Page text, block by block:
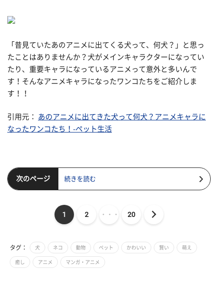
「昔見ていたあのアニメに出てくる犬って、何犬？」と思っ
たことはありませんか？犬がメインキャラクターになってい
たり、重要キャラになっているアニメって意外と多いんで
す！そんなアニメキャラになったワンコたちをご紹介しま
す！！
引用元： あのアニメに出てきた犬って何犬？アニメキャラに
なったワンコたち！-ペット生活
次のページ 続きを読む
1 2 ・・・ 20
タグ： 犬 ネコ 動物 ペット かわいい 賢い 萌え
癒し アニメ マンガ・アニメ